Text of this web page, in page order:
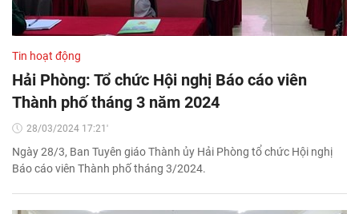
Tin hoạt động
Hải Phòng: Tổ chức Hội nghị Báo cáo viên
Thành phố tháng 3 năm 2024
28/03/2024 17:21'
Ngày 28/3, Ban Tuyên giáo Thành ủy Hải Phòng tổ chức Hội nghị
Báo cáo viên Thành phố tháng 3/2024.